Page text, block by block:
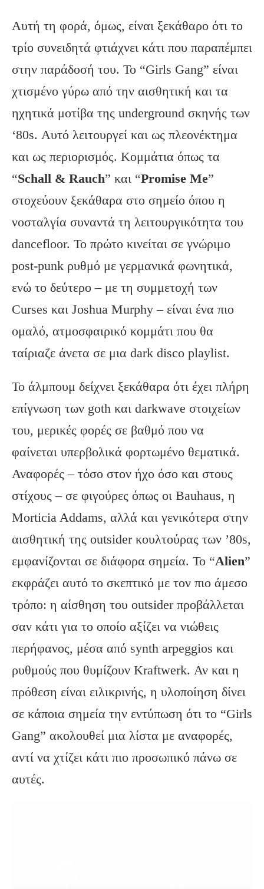
Αυτή τη φορά, όμως, είναι ξεκάθαρο ότι το
τρίο συνειδητά φτιάχνει κάτι που παραπέμπει
στην παράδοσή του. Το “Girls Gang” είναι
χτισμένο γύρω από την αισθητική και τα
ηχητικά μοτίβα της underground σκηνής των
‘80s. Αυτό λειτουργεί και ως πλεονέκτημα
και ως περιορισμός. Κομμάτια όπως τα
“Schall & Rauch” και “Promise Me”
στοχεύουν ξεκάθαρα στο σημείο όπου η
νοσταλγία συναντά τη λειτουργικότητα του
dancefloor. Το πρώτο κινείται σε γνώριμο
post-punk ρυθμό με γερμανικά φωνητικά,
ενώ το δεύτερο – με τη συμμετοχή των
Curses και Joshua Murphy – είναι ένα πιο
ομαλό, ατμοσφαιρικό κομμάτι που θα
ταίριαζε άνετα σε μια dark disco playlist.
Το άλμπουμ δείχνει ξεκάθαρα ότι έχει πλήρη
επίγνωση των goth και darkwave στοιχείων
του, μερικές φορές σε βαθμό που να
φαίνεται υπερβολικά φορτωμένο θεματικά.
Αναφορές – τόσο στον ήχο όσο και στους
στίχους – σε φιγούρες όπως οι Bauhaus, η
Morticia Addams, αλλά και γενικότερα στην
αισθητική της outsider κουλτούρας των ’80s,
εμφανίζονται σε διάφορα σημεία. Το “Alien”
εκφράζει αυτό το σκεπτικό με τον πιο άμεσο
τρόπο: η αίσθηση του outsider προβάλλεται
σαν κάτι για το οποίο αξίζει να νιώθεις
περήφανος, μέσα από synth arpeggios και
ρυθμούς που θυμίζουν Kraftwerk. Αν και η
πρόθεση είναι ειλικρινής, η υλοποίηση δίνει
σε κάποια σημεία την εντύπωση ότι το “Girls
Gang” ακολουθεί μια λίστα με αναφορές,
αντί να χτίζει κάτι πιο προσωπικό πάνω σε
αυτές.